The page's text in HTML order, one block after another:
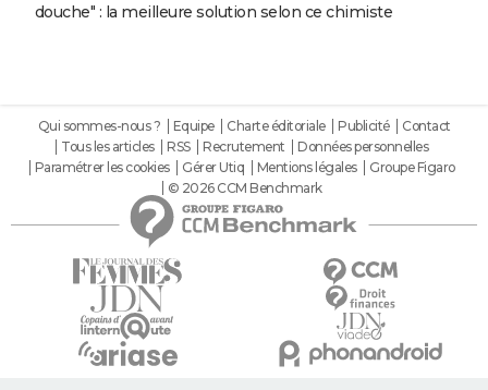
douche" : la meilleure solution selon ce chimiste
Qui sommes-nous ? Equipe Charte éditoriale Publicité
Contact
Tous les articles
RSS Recrutement
Données personnelles
Paramétrer les cookies
Gérer Utiq Mentions légales
Groupe Figaro
© 2026 CCM Benchmark